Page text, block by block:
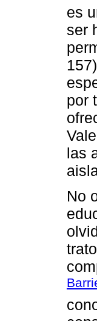
es
ser
por
las
No